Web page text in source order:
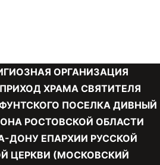
ОРГАНИЗАЦИЯ
ХРАМА СВЯТИТЕЛЯ
ПОСЕЛКА ДИВНЫЙ
РОСТОВСКОЙ ОБЛАСТИ
ДОНУ ЕПАРХИИ РУССКОЙ
ЦЕРКВИ (МОСКОВСКИЙ